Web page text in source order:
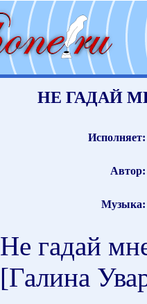
НЕ ГАДАЙ
Исполняет:
Автор:
Музыка:
Не гадай
[Галина